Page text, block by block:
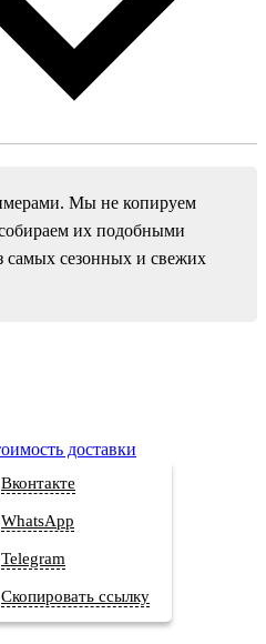
Мы не копируем
их подобными
самых сезонных и свежих
доставки
Вконтакте
WhatsApp
Telegram
Скопировать ссылку